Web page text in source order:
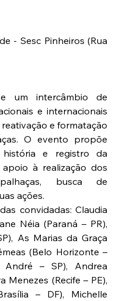
- Sesc Pinheiros (Rua
um intercâmbio de
e internacionais
e formatação
O evento propõe
história e registro da
à realização dos
busca de
ações.
convidadas: Claudia
Néia (Paraná – PR),
As Marias da Graça
(Belo Horizonte –
– SP), Andrea
Menezes (Recife – PE),
– DF), Michelle